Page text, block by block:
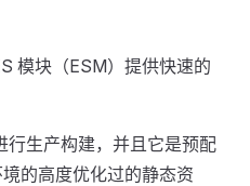
模块（ESM）提供快速的
行生产构建，并且它是预配
的高度优化过的静态资